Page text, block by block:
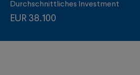
Durchschnittliches Investment
EUR 38.100